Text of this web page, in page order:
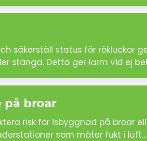
säkerställ status för
stängd. Detta ger larm vid ej
på broar
risk för isbyggnad på broar
som mäter fukt i luft…